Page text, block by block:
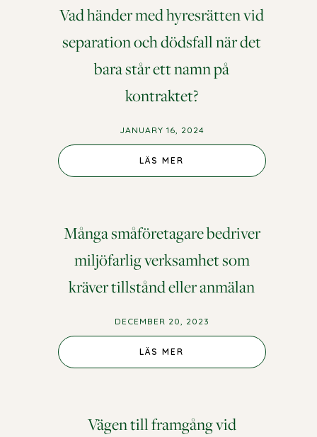
Vad händer med hyresrätten vid
separation och dödsfall när det
bara står ett namn på
kontraktet?
JANUARY 16, 2024
LÄS MER
Många småföretagare bedriver
miljöfarlig verksamhet som
kräver tillstånd eller anmälan
DECEMBER 20, 2023
LÄS MER
Vägen till framgång vid